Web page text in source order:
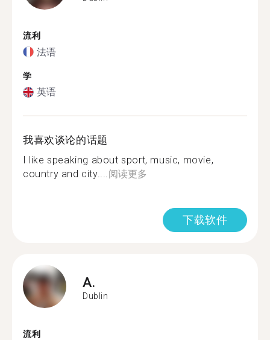
流利
法语
学
英语
我喜欢谈论的话题
I like speaking about sport, music, movie,
country and city....阅读更多
下载软件
A.
Dublin
流利